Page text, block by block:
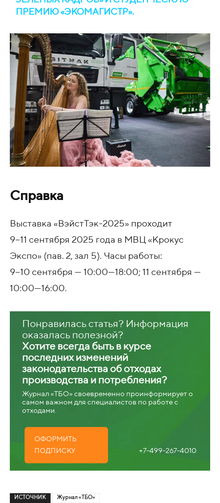
ПРЕМИЮ «ЭКОМАГИСТР».
Справка
Выставка «ВэйстТэк-2025» проходит
9−11 сентября 2025 года в МВЦ «Крокус
Экспо» (пав. 2, зал 5). Часы работы:
9−10 сентября — 10:00—18:00; 11 сентября —
10:00—16:00.
Понравилась статья? Информация
оказалась полезной?
Хотите всегда быть в курсе
последних изменений
законодательства об отходах
производства и потребления?
Журнал «ТБО» своевременно проинформирует о
самом важном для специалистов по работе с
отходами.
ОФОРМИТЬ
ПОДПИСКУ
+7-499-267-4010
ИСТОЧНИК Журнал «ТБО»